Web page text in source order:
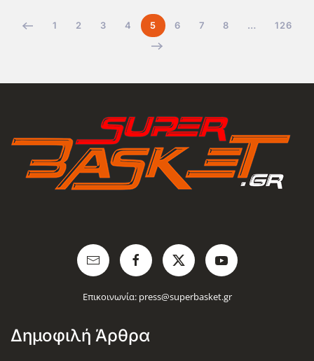
1 2 3 4 5 6 7 8 … 126
Επικοινωνία: press@superbasket.gr
Δημοφιλή Άρθρα